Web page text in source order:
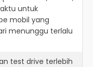
untuk
mobil yang
menunggu terlalu
test drive terlebih